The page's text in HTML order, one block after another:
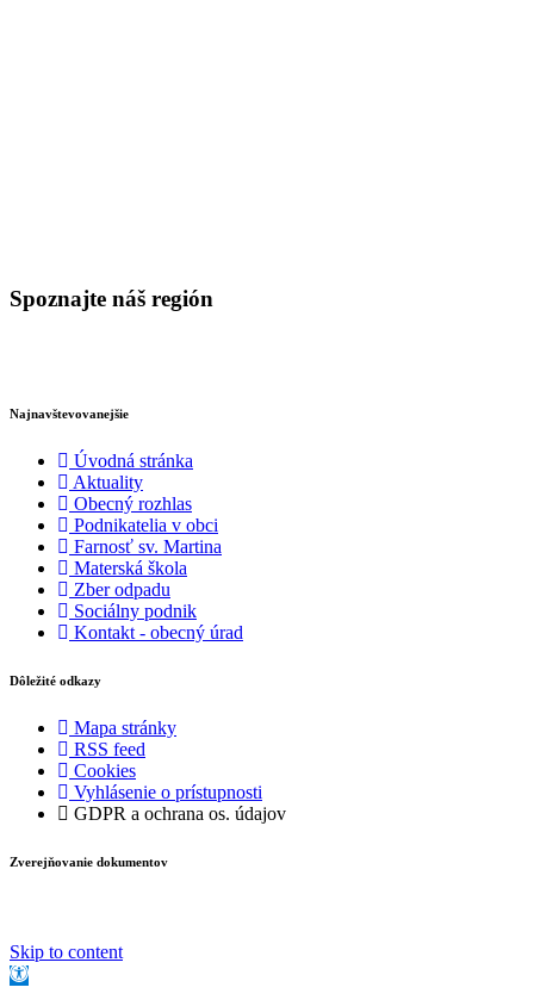
Spoznajte náš región
Najnavštevovanejšie
Úvodná stránka
Aktuality
Obecný rozhlas
Podnikatelia v obci
Farnosť sv. Martina
Materská škola
Zber odpadu
Sociálny podnik
Kontakt - obecný úrad
Dôležité odkazy
Mapa stránky
RSS feed
Cookies
Vyhlásenie o prístupnosti
GDPR a ochrana os. údajov
Zverejňovanie dokumentov
Skip to content
Open